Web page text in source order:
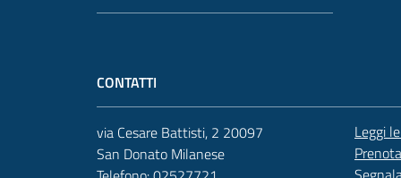
CONTATTI
via Cesare Battisti, 2 20097
San Donato Milanese
Leggi